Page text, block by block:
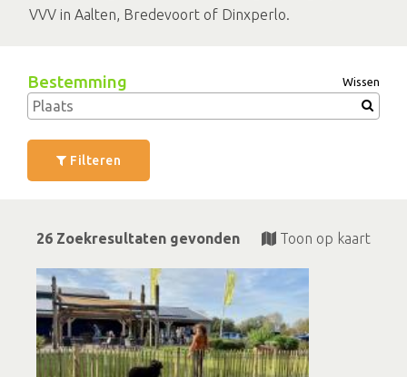
VVV in Aalten, Bredevoort of Dinxperlo.
Bestemming Wissen
Filteren
26 Zoekresultaten gevonden Toon op kaart